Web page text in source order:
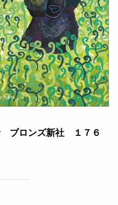
ブロンズ新社 １７６